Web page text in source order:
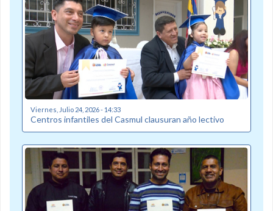
Viernes, Julio 24, 2026 - 14:33
Centros infantiles del Casmul clausuran año lectivo